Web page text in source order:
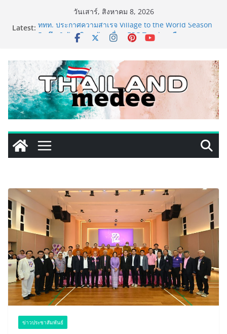
วันเสาร์, สิงหาคม 8, 2026
Latest: ททท. ประกาศความสำเร็จ Village to the World Season
5 ผนึก 9 พันธมิตร ขับเคลื่อน ESG Tourism สืบสานพระ
เหิงลี่ แมนูแฟคเจอริ่ง เทคโนโลยี (ไทยแลนด์) เปิดโรงงาน
แห่งใหม่ในชลบุรี เดินหน้าขยายฐานการผลิตสู่เอเชียตะวัน
ออกเฉียงใต้ เสริมแกร่งยุทธศาสตร์ระดับโลก
LORDNINE จัดศึกคนดังสายเกม ไทย ปะทะ ฟิลิปปินส์ ใน
“Rise of the Tenth Lord” เปิดสงครามกิลด์ข้ามประเทศ
ฉลองเซิร์ฟเวอร์ใหม่ เฮเลนา
PIPPER STANDARD® เปิดตัวแชมพูอาบน้ำ และ โฟมอาบ
แห้งสัตว์เลี้ยง ชูนวัตกรรมพลังธรรมชาติ “Zero-Residue”
เลียขนได้ ปลอดภัย ไร้สารตกค้าง
เริ่มแล้ว! อ.ต.ก.แฟร์ 4 ภาค @ภาคกลาง “มนต์เสน่ห์เกษตร
ไทย สู่ใจกลางมหานคร” ชวนชิม ช้อป สินค้าเกษตร
ข่าวประชาสัมพันธ์